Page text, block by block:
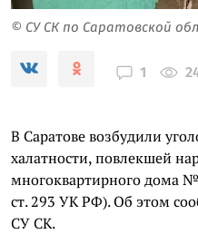
© СУ СК по Саратовской
1
В Саратове возбудили
халатности, повлекшей
многоквартирного дома
ст. 293 УК РФ). Об этом
СУ СК.